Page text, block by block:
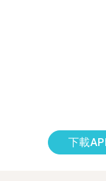
下載